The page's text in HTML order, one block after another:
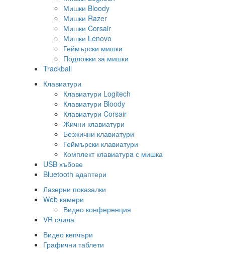
Мишки Bloody
Мишки Razer
Мишки Corsair
Мишки Lenovo
Геймърски мишки
Подложки за мишки
Trackball
Клавиатури
Клавиатури Logitech
Клавиатури Bloody
Клавиатури Corsair
Жични клавиатури
Безжични клавиатури
Геймърски клавиатури
Комплект клавиатурa с мишка
USB хъбове
Bluetooth адаптери
Лазерни показалки
Web камери
Видео конференция
VR очила
Видео кепчъри
Графични таблети